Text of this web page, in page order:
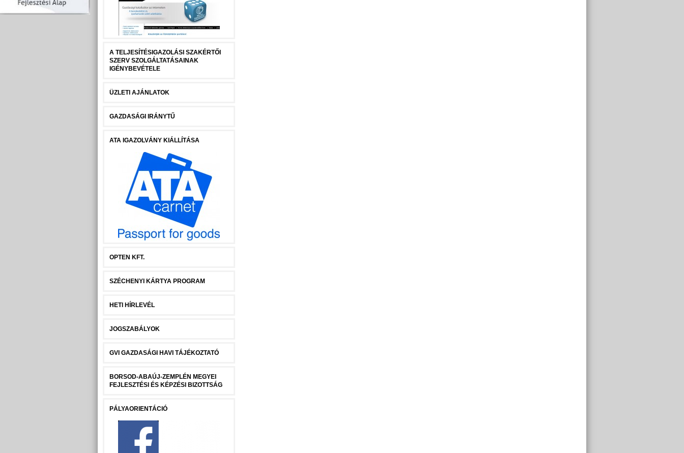
A TELJESÍTÉSIGAZOLÁSI SZAKÉRTŐI
SZERV SZOLGÁLTATÁSAINAK
IGÉNYBEVÉTELE
ÜZLETI AJÁNLATOK
GAZDASÁGI IRÁNYTŰ
ATA IGAZOLVÁNY KIÁLLÍTÁSA
OPTEN KFT.
SZÉCHENYI KÁRTYA PROGRAM
HETI HÍRLEVÉL
JOGSZABÁLYOK
GVI GAZDASÁGI HAVI TÁJÉKOZTATÓ
BORSOD-ABAÚJ-ZEMPLÉN MEGYEI
FEJLESZTÉSI ÉS KÉPZÉSI BIZOTTSÁG
PÁLYAORIENTÁCIÓ